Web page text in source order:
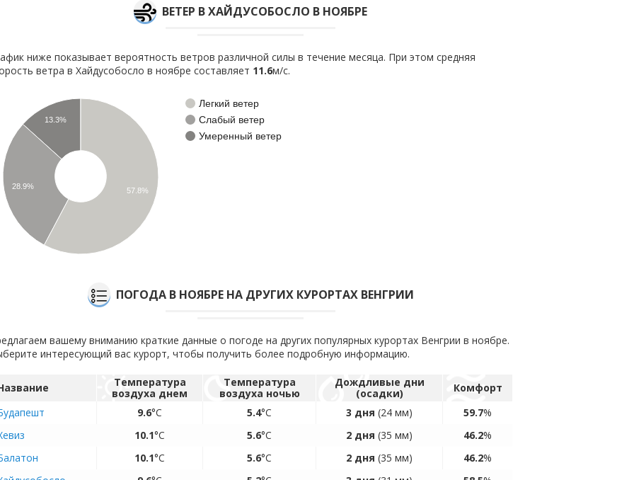
ВЕТЕР В ХАЙДУСОБОСЛО В НОЯБРЕ
ниже показывает вероятность ветров различной силы в течение месяца. При этом средняя
ветра в Хайдусобосло в ноябре составляет 11.6м/с.
Легкий ветер
Слабый ветер
Умеренный ветер
13.3%
28.9% 57.8%
ПОГОДА В НОЯБРЕ НА ДРУГИХ КУРОРТАХ ВЕНГРИИ
вашему вниманию краткие данные о погоде на других популярных курортах Венгрии в ноябре.
интересующий вас курорт, чтобы получить более подробную информацию.
Температура
воздуха днем
Температура
воздуха ночью
Дождливые дни
(осадки)
Комфорт
9.6°C 5.4°C 3 дня (24 мм) 59.7%
10.1°C 5.6°C 2 дня (35 мм) 46.2%
10.1°C 5.6°C 2 дня (35 мм) 46.2%